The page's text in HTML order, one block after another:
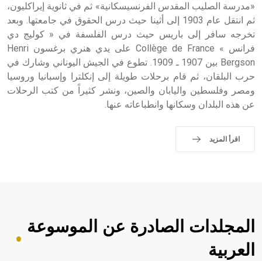
«مدرسة الصليب المقدس الفرنسيسكانية» ثم في ثانوية إيراكليون،
ثم انتقل عام 1903 إلى أثينا حيث درس الحقوق في جامعتها. وبعد
تخرجه سافر إلى باريس حيث درس الفلسفة في « كوليج دي
فرانس » Collège de France على يدي هنري برغسون Henri
Bergson بين 1907 ـ 1909. تطوع في الجيش اليوناني وشارك في
حرب البلقان، ثم قام برحلات طويلة إلى إنكلترا وإسبانيا وروسيا
ومصر وفلسطين واليابان والصين، ونشر كثيراً من كتب الرحلات
عن هذه البلدان وسكانها وانطباعاته عنها.
اقرأ المزيد
المجلدات الصادرة عن الموسوعة
العربية